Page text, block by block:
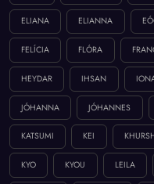
ELIANA ELIANNA
FELÍCIA FLÓRA
HEYDAR IHSAN
JÓHANNA JÓHANNES
KATSUMI KEI
KYO KYOU LEILA